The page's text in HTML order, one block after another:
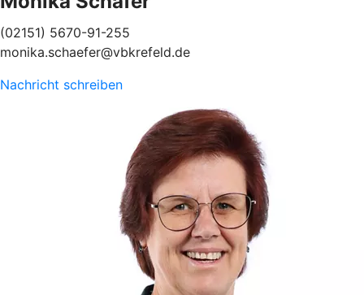
(02151) 5670-91-255
monika.schaefer@vbkrefeld.de
Nachricht schreiben